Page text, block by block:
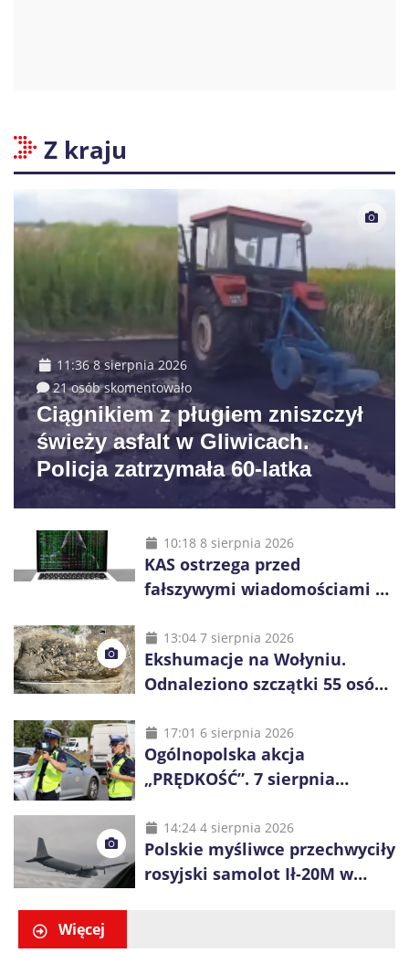
Z kraju
11:36 8 sierpnia 2026
21 osób skomentowało
Ciągnikiem z pługiem zniszczył
świeży asfalt w Gliwicach.
Policja zatrzymała 60-latka
10:18 8 sierpnia 2026
KAS ostrzega przed
fałszywymi wiadomościami o
48 godzin
13:04 7 sierpnia 2026
Ekshumacje na Wołyniu.
Odnaleziono szczątki 55 osób,
17:01 6 sierpnia 2026
Ogólnopolska akcja
„PRĘDKOŚĆ”. 7 sierpnia
14:24 4 sierpnia 2026
Polskie myśliwce przechwyciły
rosyjski samolot Ił-20M w
Więcej